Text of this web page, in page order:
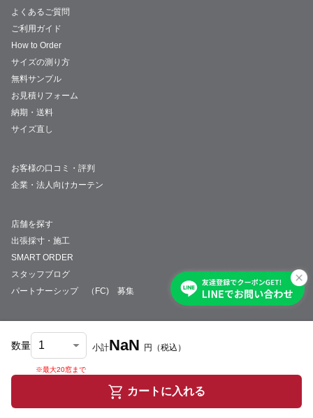
数量
※最大20窓まで
小計NaN 円 （税込）
カートに入れる
よくあるご質問
ご利用ガイド
How to Order
サイズの測り方
無料サンプル
お見積りフォーム
納期・送料
サイズ直し
お客様の口コミ・評判
企業・法人向けカーテン
店舗を探す
出張採寸・施工
SMART ORDER
スタッフブログ
パートナーシップ （FC) 募集
会社概要 採用情報特定商取引法について
© JUST CURTAIN